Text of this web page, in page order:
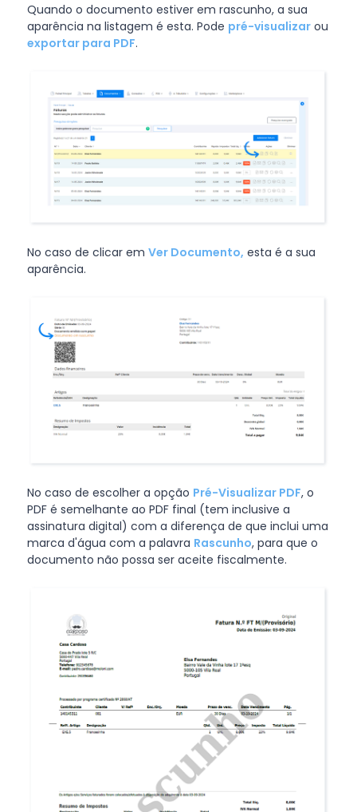
Quando o documento estiver em rascunho, a sua
aparência na listagem é esta. Pode pré-visualizarou
exportar para PDF.
No caso de clicar em Ver Documento, esta é a sua
aparência.
No caso de escolher a opção Pré-Visualizar PDF, o
PDF é semelhante ao PDF final (tem inclusive a
assinatura digital) com a diferença de que inclui uma
marca d'água com a palavra Rascunho, para que o
documento não possa ser aceite fiscalmente.